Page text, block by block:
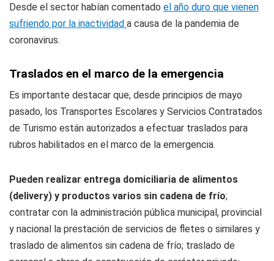
Desde el sector habían comentado el año duro que vienen
sufriendo por la inactividad a causa de la pandemia de
coronavirus.
Traslados en el marco de la emergencia
Es importante destacar que, desde principios de mayo
pasado, los Transportes Escolares y Servicios Contratados
de Turismo están autorizados a efectuar traslados para
rubros habilitados en el marco de la emergencia.
Pueden realizar entrega domiciliaria de alimentos
(delivery) y productos varios sin cadena de frío;
contratar con la administración pública municipal, provincial
y nacional la prestación de servicios de fletes o similares y
traslado de alimentos sin cadena de frío; traslado de